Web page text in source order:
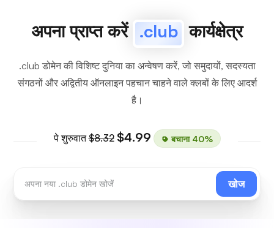
अपना प्राप्त करें .club कार्यक्षेत्र
.club डोमेन की विशिष्ट दुनिया का अन्वेषण करें, जो समुदायों, सदस्यता
संगठनों और अद्वितीय ऑनलाइन पहचान चाहने वाले क्लबों के लिए आदर्श
है।
पे शुरुवात$8.32 $4.99 बचाना 40%
खोज